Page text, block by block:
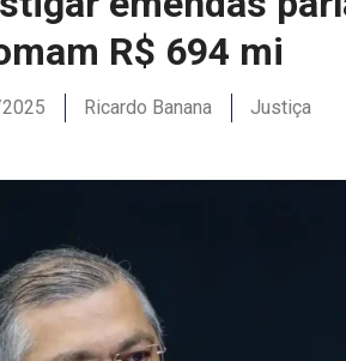
R$ 694 mi
Ricardo Banana Justiça